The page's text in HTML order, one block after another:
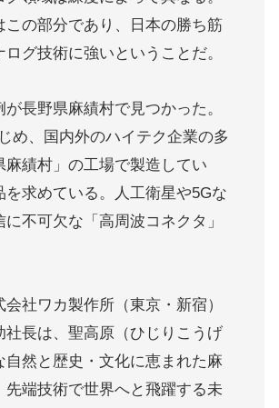
この部分であり、日本の勝ち筋
グ技術に強いということだ。
長野県麻績村で見つかった。
め、国内外のハイテク企業の多
麻績村」の工場で製造してい
を求めている。人工衛星や5Gな
に不可欠な「高周波コネクタ」
社ワカ製作所（東京・新宿）
社長は、聖高原（ひじりこうげ
自然と歴史・文化に恵まれた麻
先端技術で世界へと飛躍する未